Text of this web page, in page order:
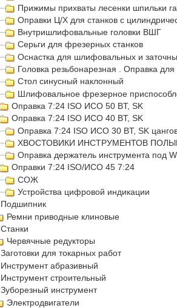
Прижимы прихваты лесенки шпильки
Оправки Ц/Х для станков с
Внутришлифовальные головки ВШГ
Серьги для фрезерных станков
Оснастка для шлифовальных и
Головка резьбонарезная . Оправка
Стол синусный наклонный
Шлифовальное фрезерное
Оправка 7:24 ISO ИСО 50 BT, SK
Оправка 7:24 ISO ИСО 40 BT, SK
Оправка 7:24 ISO ИСО 30 BT, SK
ХВОСТОВИКИ ИНСТРУМЕНТОВ
Оправка держатель инструмента под
Оправки 7:24 ISO/ИСО 45 7:24
СОЖ
Устройства цифровой индикации
Подшипник
Ремни приводные клиновые
Станки
Червячные редукторы
Заготовки для токарных работ
Инструмент абразивный
Инструмент строительный
Зуборезный инструмент
Электродвигатели